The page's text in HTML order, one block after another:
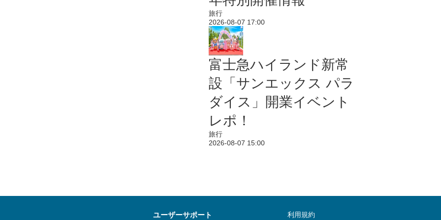
旅行
2026-08-07 17:00
富士急ハイランド新常
設「サンエックス パラ
ダイス」開業イベント
レポ！
旅行
2026-08-07 15:00
ユーザーサポート
利用規約